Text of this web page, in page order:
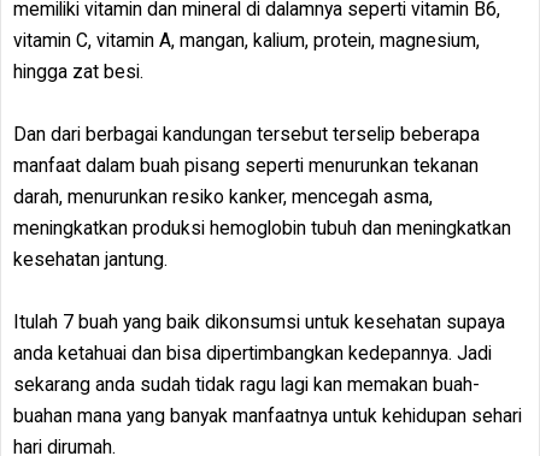
memiliki vitamin dan mineral di dalamnya seperti vitamin B6,
vitamin C, vitamin A, mangan, kalium, protein, magnesium,
hingga zat besi.
Dan dari berbagai kandungan tersebut terselip beberapa
manfaat dalam buah pisang seperti menurunkan tekanan
darah, menurunkan resiko kanker, mencegah asma,
meningkatkan produksi hemoglobin tubuh dan meningkatkan
kesehatan jantung.
Itulah 7 buah yang baik dikonsumsi untuk kesehatan supaya
anda ketahuai dan bisa dipertimbangkan kedepannya. Jadi
sekarang anda sudah tidak ragu lagi kan memakan buah-
buahan mana yang banyak manfaatnya untuk kehidupan sehari
hari dirumah.